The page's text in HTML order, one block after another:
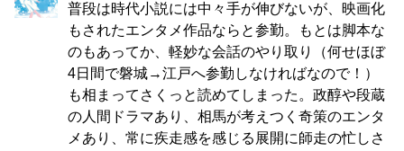
普段は時代小説には中々手が伸びないが、映画化
もされたエンタメ作品ならと参勤。もとは脚本な
のもあってか、軽妙な会話のやり取り（何せほぼ
4日間で磐城→江戸へ参勤しなければなので！）
も相まってさくっと読めてしまった。政醇や段蔵
の人間ドラマあり、相馬が考えつく奇策のエンタ
メあり、常に疾走感を感じる展開に師走の忙しさ